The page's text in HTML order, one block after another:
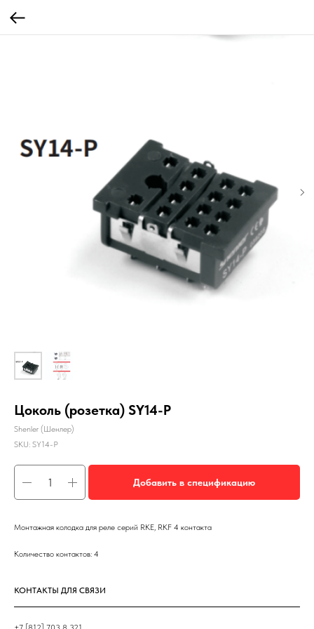
Цоколь (розетка) SY14-P
Shenler (Шенлер)
SKU: SY14-P
Добавить в спецификацию
Монтажная колодка для реле серий RKE, RKF 4 контакта
Количество контактов: 4
КОНТАКТЫ ДЛЯ СВЯЗИ